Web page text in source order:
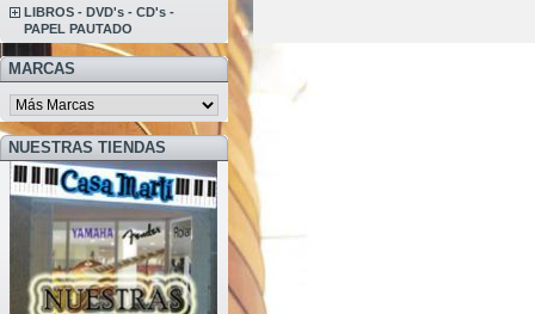
LIBROS - DVD's - CD's -
PAPEL PAUTADO
MARCAS
NUESTRAS TIENDAS